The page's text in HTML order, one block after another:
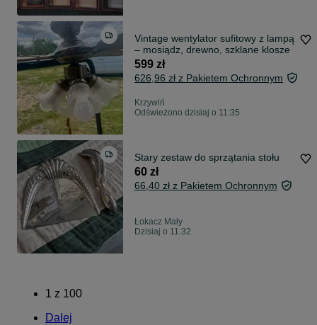
Vintage wentylator sufitowy z lampą
– mosiądz, drewno, szklane klosze
599 zł
626,96 zł z Pakietem Ochronnym
Krzywiń
Odświeżono dzisiaj o 11:35
Stary zestaw do sprzątania stołu
60 zł
66,40 zł z Pakietem Ochronnym
Łokacz Mały
Dzisiaj o 11:32
1 z 100
Dalej